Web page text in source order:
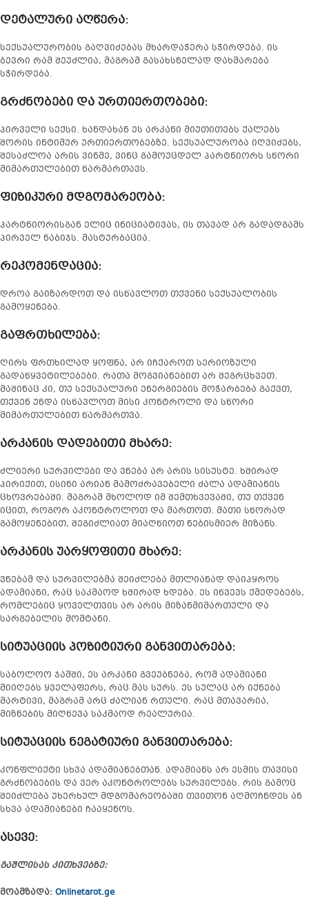
დეტალური აღწერა:
სექსუალურობის გაღვიძებას მხარდაჭერა სჭირდება. ის
ბევრი რამ შეუძლია, მაგრამ გასახსნელად დახმარება
სჭირდება.
გრძნობები და ურთიერთობები:
პირველი სექსი. ხანდახან ეს არკანი მიუთითებს ქალებს
შორის ინტიმურ ურთიერთობებზე. სექსუალურობა იღვიძებს,
შესაძლოა არის ვინმე, ვინც გამოუცდელ პარტნიორს სწორი
მიმართულებით წარმართავს.
ფიზიკური მდგომარეობა:
პარტნიორისგან ელიც ინიციატივას, ის თავად არ გადადგამს
პირველ ნაბიჯს. მასტურბაცია.
რეკომენდაცია:
დროა გაიზარდოთ და ისწავლოთ თქვენი სექსუალობის
გამოყენება.
გაფრთხილება:
ღირს ფრთხილად ყოფნა, არ იჩქაროთ სერიოზული
გადაწყვეტილებები. რათა მოგვიანებით არ შეგრცხვეთ.
მაშინაც კი, თუ სექსუალური ენერგიების მოჭარბება გაქვთ,
თქვენ უნდა ისწავლოთ მისი კონტროლი და სწორი
მიმართულებით წარმართვა.
არკანის დადებითი მხარე:
ძლიერი სურვილები და ვნება არ არის სისუსტე. ხშირად
პირიქით, ისინი არიან მამოძრავებელი ძალა ადამიანის
ცხოვრებაში. მაგრამ მხოლოდ იმ შემთხვევაში, თუ თქვენ
იცით, როგორ აკონტროლოთ და მართოთ. მათი სწორად
გამოყენებით, შეგიძლიათ მიაღწიოთ ნებისმიერ მიზანს.
არკანის უარყოფითი მხარე:
ვნებამ და სურვილებმა შეიძლება მთლიანად დაიპყროს
ადამიანი, რაც საკმაოდ ხშირად ხდება. ეს იწვევს ქმედებებს,
რომლებიც ყოველთვის არ არის მიზანმიმართული და
სარგებელის მომტანი.
სიტუაციის პოზიტიური განვითარება:
საბოლოო ჯამში, ეს არკანი გვეუბნება, რომ ადამიანი
მიიღებს ყველაფერს, რაც მას სურს. ეს სულაც არ იქნება
მარტივი, მაგრამ არც ძალიან რთული. რაც მთავარია,
მიზნების მიღწევა საკმაოდ რეალურია.
სიტუაციის ნეგატიური განვითარება:
კონფლიქტი სხვა ადამიანებთან. ადამიანს არ ესმის თავისი
გრძნობების და ვერ აკონტროლებს სურვილებს. რის გამოც
შეიძლება უხერხულ მდგომარეობაში თვითონ აღმოჩნდეს ან
სხვა ადამიანები ჩააყენოს.
ასევე:
გაშლისას კითხვებზე:
მოამზადა: Onlinetarot.ge